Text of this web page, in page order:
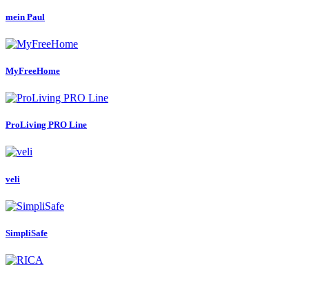
mein Paul
MyFreeHome
ProLiving PRO Line
veli
SimpliSafe